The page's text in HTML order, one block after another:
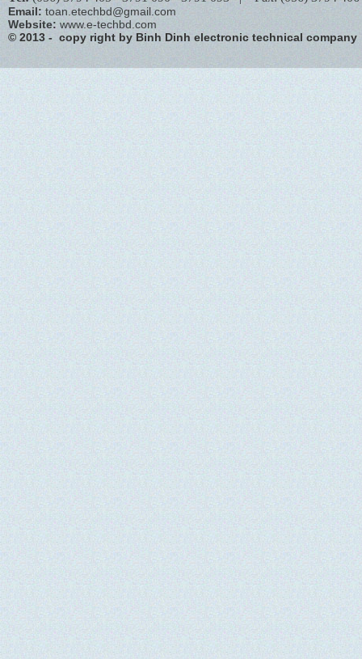
Email: toan.etechbd@gmail.com
Website: www.e-techbd.com
© 2013 - copy right by Binh Dinh electronic technical company